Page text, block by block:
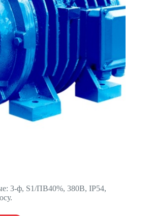
3-ф, S1/ПВ40%, 380В, IP54,